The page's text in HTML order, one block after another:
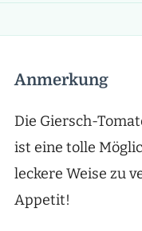
Anmerkung
Die Giersch-
ist eine tolle
leckere Weise zu
Appetit!